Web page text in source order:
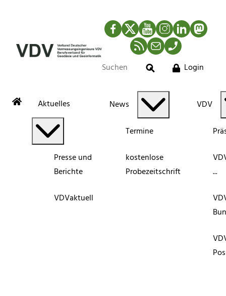
Facebook
TwitterYouTubeInstagram
LinkedIn
RSS-Newsfeed
MailTelefon
Suche
Login
Aktuelles
Presse und
Berichte
VDVaktuell
News
Termine
kostenlose
Probezeitschrift
VDV
...